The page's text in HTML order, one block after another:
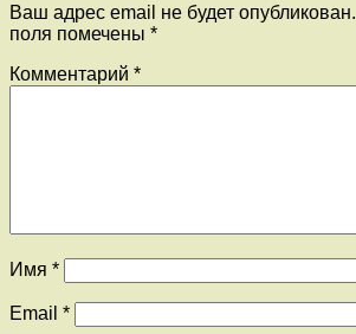
Ваш адрес email не будет опубликован.
поля помечены *
Комментарий *
Имя *
Email *